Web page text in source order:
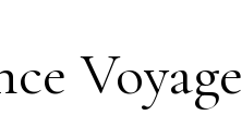
Voyage